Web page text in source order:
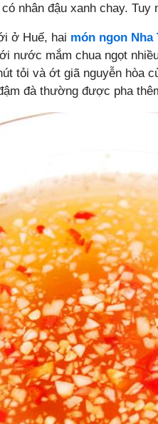
nhân đậu xanh chay. Tuy
ở Huế, hai món ngon Nha
nước mắm chua ngọt
tỏi và ớt giã nguyễn hòa
đà thường được pha